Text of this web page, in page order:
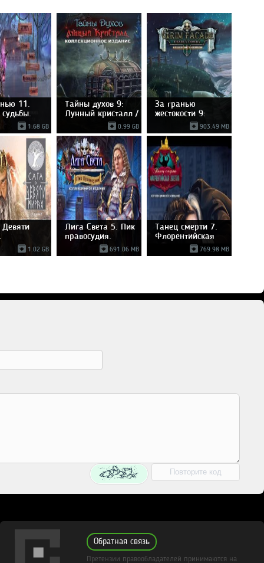
11.
1.68 GB
Тайны духов 9:
Лунный кристалл /
0.99 GB
За гранью
жестокости 9:
Смертельное903.49 MB
Девяти
1.02 GB
Лига Света 5. Пик
правосудия.
691.06 MB
Танец смерти 7.
Флорентийская
769.98 MB
Обратная связь
Претензии правообладателей принимаются на